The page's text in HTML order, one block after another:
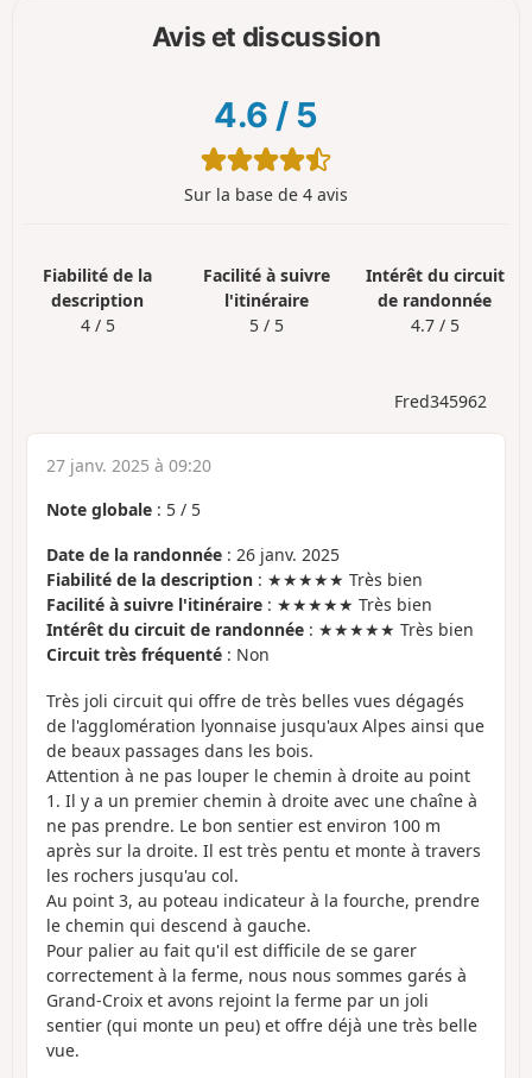
Avis et discussion
4.6 / 5
Sur la base de 4 avis
Fiabilité de la
description
4 / 5
Facilité à suivre
l'itinéraire
5 / 5
Intérêt du circuit
de randonnée
4.7 / 5
Fred345962
27 janv. 2025 à 09:20
Note globale : 5 / 5
Date de la randonnée : 26 janv. 2025
Fiabilité de la description : ★★★★★ Très bien
Facilité à suivre l'itinéraire : ★★★★★ Très bien
Intérêt du circuit de randonnée : ★★★★★ Très bien
Circuit très fréquenté : Non
Très joli circuit qui offre de très belles vues dégagés
de l'agglomération lyonnaise jusqu'aux Alpes ainsi que
de beaux passages dans les bois.
Attention à ne pas louper le chemin à droite au point
1. Il y a un premier chemin à droite avec une chaîne à
ne pas prendre. Le bon sentier est environ 100 m
après sur la droite. Il est très pentu et monte à travers
les rochers jusqu'au col.
Au point 3, au poteau indicateur à la fourche, prendre
le chemin qui descend à gauche.
Pour palier au fait qu'il est difficile de se garer
correctement à la ferme, nous nous sommes garés à
Grand-Croix et avons rejoint la ferme par un joli
sentier (qui monte un peu) et offre déjà une très belle
vue.